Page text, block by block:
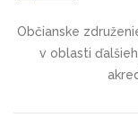
Občianske
v oblasti